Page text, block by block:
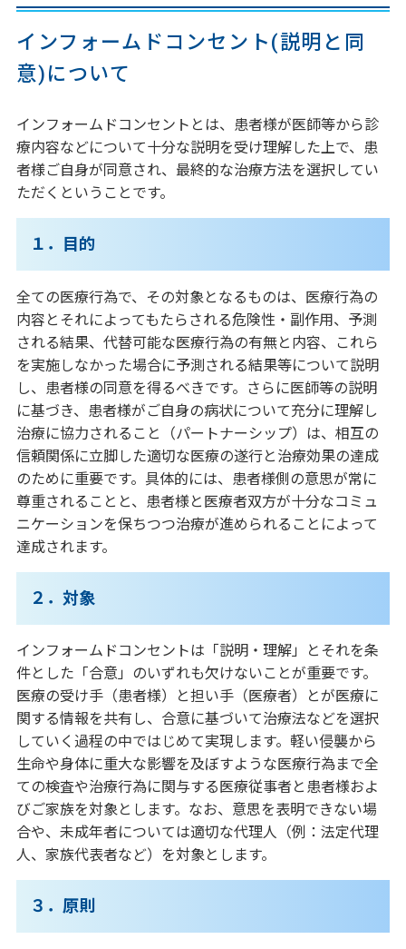
インフォームドコンセント(説明と同
意)について
インフォームドコンセントとは、患者様が医師等から診
療内容などについて十分な説明を受け理解した上で、患
者様ご自身が同意され、最終的な治療方法を選択してい
ただくということです。
１．目的
全ての医療行為で、その対象となるものは、医療行為の
内容とそれによってもたらされる危険性・副作用、予測
される結果、代替可能な医療行為の有無と内容、これら
を実施しなかった場合に予測される結果等について説明
し、患者様の同意を得るべきです。さらに医師等の説明
に基づき、患者様がご自身の病状について充分に理解し
治療に協力されること（パートナーシップ）は、相互の
信頼関係に立脚した適切な医療の遂行と治療効果の達成
のために重要です。具体的には、患者様側の意思が常に
尊重されることと、患者様と医療者双方が十分なコミュ
ニケーションを保ちつつ治療が進められることによって
達成されます。
２．対象
インフォームドコンセントは「説明・理解」とそれを条
件とした「合意」のいずれも欠けないことが重要です。
医療の受け手（患者様）と担い手（医療者）とが医療に
関する情報を共有し、合意に基づいて治療法などを選択
していく過程の中ではじめて実現します。軽い侵襲から
生命や身体に重大な影響を及ぼすような医療行為まで全
ての検査や治療行為に関与する医療従事者と患者様およ
びご家族を対象とします。なお、意思を表明できない場
合や、未成年者については適切な代理人（例：法定代理
人、家族代表者など）を対象とします。
３．原則